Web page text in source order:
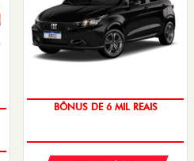
BÔNUS DE 6 MIL REAIS